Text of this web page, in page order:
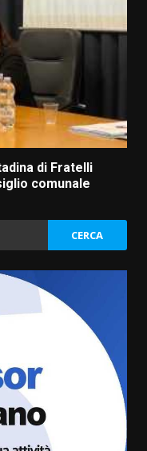
di Fratelli
comunale
d’Italia,
in Consiglio